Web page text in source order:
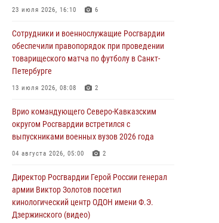
Центра детского, юношеского туризма и
Республики
09 августа 2026, 05:00
Всероссийская ведомственная акции
«Каникулы с Росгвардией проходит в Сибири
Росгвардейцы провели патриотическое
занятие для детей на Поклонной горе в
Москве (видео)
В ЛНР росгвардейцы провели тренировку по
единоборствам для юных воспитанников
спортивной школы
23 июля 2026, 16:10 6
Сотрудники и военнослужащие Росгвардии
обеспечили правопорядок при проведении
товарищеского матча по футболу в Санкт-
Петербурге
13 июля 2026, 08:08 2
Врио командующего Северо-Кавказским
округом Росгвардии встретился с
выпускниками военных вузов 2026 года
04 августа 2026, 05:00 2
Директор Росгвардии Герой России генерал
армии Виктор Золотов посетил
кинологический центр ОДОН имени Ф.Э.
Дзержинского (видео)